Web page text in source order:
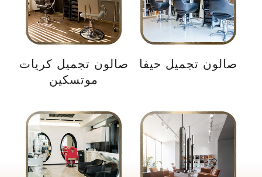
صالون تجميل حيفا
صالون تجميل كريات
موتسكين